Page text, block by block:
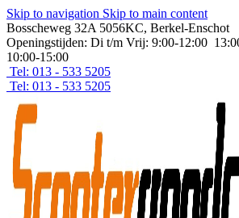
Skip to navigation Skip to main content
Bosscheweg 32A 5056KC, Berkel-Enschot
Openingstijden: Di t/m Vrij: 9:00-12:00
10:00-15:00
Tel: 013 - 533 5205
Tel: 013 - 533 5205